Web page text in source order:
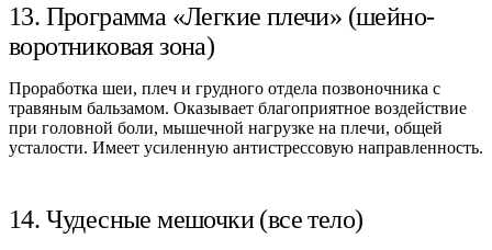
13. Программа «Легкие плечи» (шейно-
воротниковая зона)
Проработка шеи, плеч и грудного отдела позвоночника с
травяным бальзамом. Оказывает благоприятное воздействие
при головной боли, мышечной нагрузке на плечи, общей
усталости. Имеет усиленную антистрессовую направленность.
14. Чудесные мешочки (все тело)